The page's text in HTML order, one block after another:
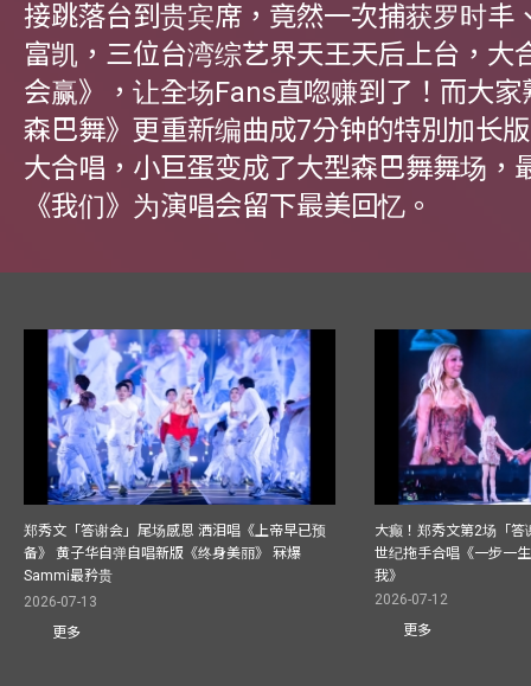
接跳落台到贵宾席，竟然一次捕获罗时丰
富凯，三位台湾综艺界天王天后上台，大
会赢》，让全场Fans直唿赚到了！而大
森巴舞》更重新编曲成7分钟的特別加长
大合唱，小巨蛋变成了大型森巴舞舞场，
《我们》为演唱会留下最美回忆。
郑秀文「答谢会」尾场感恩 洒泪唱《上帝早已预
备》 黄子华自弹自唱新版《终身美丽》 冧爆
Sammi最矜贵
2026-07-13
更多
大癫！郑秀文第2场「
世纪拖手合唱《一步一
我》
2026-07-12
更多